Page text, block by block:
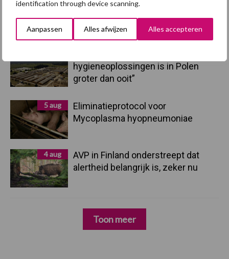
identification through device scanning.
Aanpassen Alles afwijzen Alles accepteren
handel in de greep
hygieneoplossingen is in Polen
groter dan ooit”
5 aug
Eliminatieprotocol voor
Mycoplasma hyopneumoniae
4 aug
AVP in Finland onderstreept dat
alertheid belangrijk is, zeker nu
Toon meer